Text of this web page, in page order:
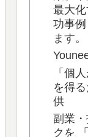
最大
功事
ます。
「個
を得
供
副業
クを